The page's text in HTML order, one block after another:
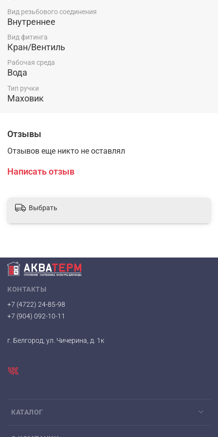
Вид резьбового соединения
Внутреннее
Вид фитинга
Кран/Вентиль
Рабочая среда
Вода
Тип ручки
Маховик
Отзывы
Отзывов еще никто не оставлял
Написать отзыв
Выбрать
КАТАЛОГ
КОНТАКТЫ
+7 (4722) 24-85-98
+7 (904) 092-10-11
г. Белгород, ул. Чичерина, д. 1к